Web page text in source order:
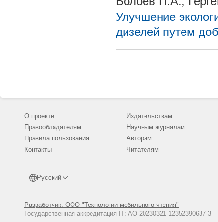
Улучшение
дизелей путем
О проекте
Правообладателям
Правила пользования
Контакты
Русский
Разработчик: ООО "Технологии мобильного чтения"
Государственная аккредитация IT: АО-20230321-
Издательствам
Научным журналам
Авторам
Читателям